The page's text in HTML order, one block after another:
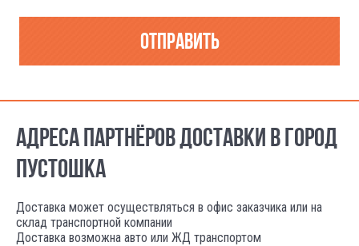
Отправить
АДРЕСА ПАРТНЁРОВ ДОСТАВКИ В ГОРОД
ПУСТОШКА
Доставка может осуществляться в офис заказчика или на
склад транспортной компании
Доставка возможна авто или ЖД транспортом